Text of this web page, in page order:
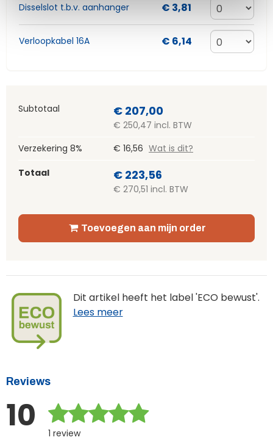
Disselslot t.b.v. aanhanger € 3,81
Verloopkabel 16A € 6,14
Subtotaal € 207,00
€ 250,47 incl. BTW
Verzekering 8%
€ 16,56 Wat is dit?
Totaal
€ 223,56
€ 270,51 incl. BTW
Toevoegen aan mijn order
Dit artikel heeft het label 'ECO bewust'.
Lees meer
Reviews
10 1 review